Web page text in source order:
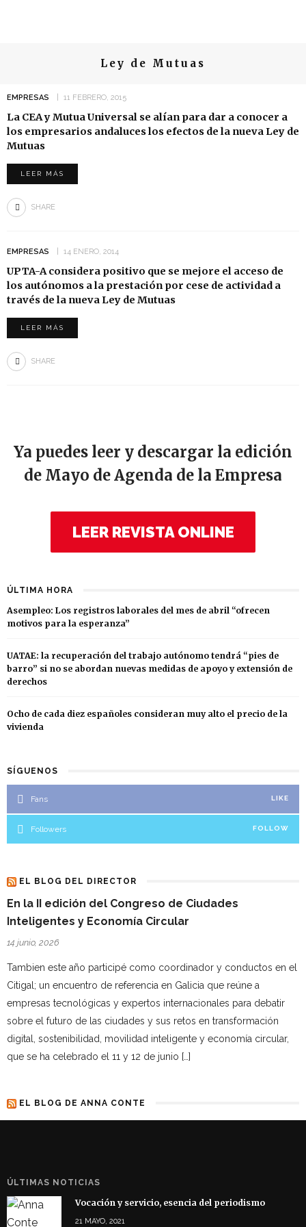
Ley de Mutuas
EMPRESAS 11 FEBRERO, 2015
La CEA y Mutua Universal se alían para dar a conocer a
los empresarios andaluces los efectos de la nueva Ley de
Mutuas
LEER MÁS
SHARE
EMPRESAS 14 ENERO, 2014
UPTA-A considera positivo que se mejore el acceso de
los autónomos a la prestación por cese de actividad a
través de la nueva Ley de Mutuas
LEER MÁS
SHARE
Ya puedes leer y descargar la edición
de Mayo de Agenda de la Empresa
LEER REVISTA ONLINE
ÚLTIMA HORA
Asempleo: Los registros laborales del mes de abril “ofrecen
motivos para la esperanza”
UATAE: la recuperación del trabajo autónomo tendrá “pies de
barro” si no se abordan nuevas medidas de apoyo y extensión de
derechos
Ocho de cada diez españoles consideran muy alto el precio de la
vivienda
SÍGUENOS
Fans LIKE
Followers FOLLOW
EL BLOG DEL DIRECTOR
En la II edición del Congreso de Ciudades
Inteligentes y Economía Circular
14 junio, 2026
Tambien este año participé como coordinador y conductos en el
Citigal; un encuentro de referencia en Galicia que reúne a
empresas tecnológicas y expertos internacionales para debatir
sobre el futuro de las ciudades y sus retos en transformación
digital, sostenibilidad, movilidad inteligente y economía circular,
que se ha celebrado el 11 y 12 de junio […]
EL BLOG DE ANNA CONTE
ÚLTIMAS NOTICIAS
Vocación y servicio, esencia del periodismo
21 MAYO, 2021